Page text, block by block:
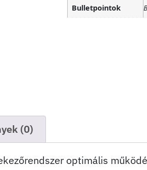
Bulletpointok
(0)
optimális